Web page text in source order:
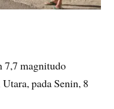
7,7 magnitudo
pada Senin, 8